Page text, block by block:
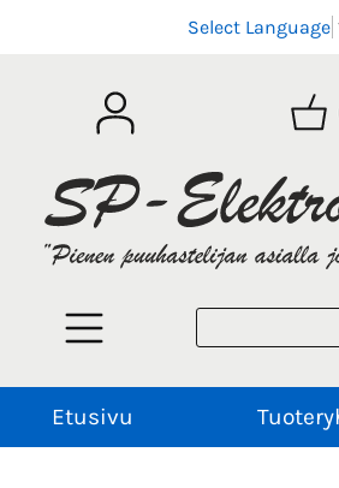
Select Language
Etusivu